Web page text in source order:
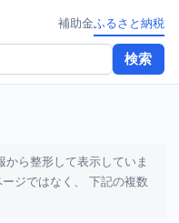
検索
補助金ふるさと納税
ら整形して表示していま
ジではなく、 下記の複数